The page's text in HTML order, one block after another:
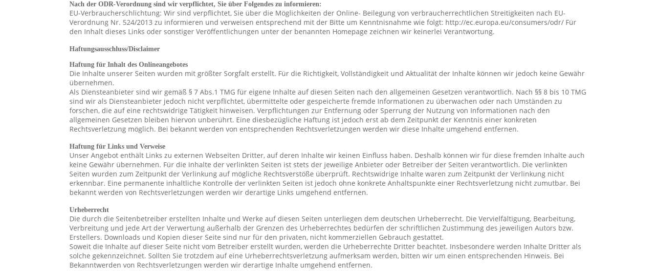
Nach der ODR-Verordnung sind wir verpflichtet, Sie über Folgendes zu informieren:
EU-Verbraucherschlichtung: Wir sind verpflichtet, Sie über die Möglichkeiten der Online- Beilegung von verbraucherrechtlichen Streitigkeiten nach EU-
Verordnung Nr. 524/2013 zu informieren und verweisen entsprechend mit der Bitte um Kenntnisnahme wie folgt: http://ec.europa.eu/consumers/odr/ Für
den Inhalt dieses Links oder sonstiger Veröffentlichungen unter der benannten Homepage zeichnen wir keinerlei Verantwortung.
Haftungsausschluss/Disclaimer
Haftung für Inhalt des Onlineangebotes
Die Inhalte unserer Seiten wurden mit größter Sorgfalt erstellt. Für die Richtigkeit, Vollständigkeit und Aktualität der Inhalte können wir jedoch keine Gewähr
übernehmen.
Als Diensteanbieter sind wir gemäß § 7 Abs.1 TMG für eigene Inhalte auf diesen Seiten nach den allgemeinen Gesetzen verantwortlich. Nach §§ 8 bis 10 TMG
sind wir als Diensteanbieter jedoch nicht verpflichtet, übermittelte oder gespeicherte fremde Informationen zu überwachen oder nach Umständen zu
forschen, die auf eine rechtswidrige Tätigkeit hinweisen. Verpflichtungen zur Entfernung oder Sperrung der Nutzung von Informationen nach den
allgemeinen Gesetzen bleiben hiervon unberührt. Eine diesbezügliche Haftung ist jedoch erst ab dem Zeitpunkt der Kenntnis einer konkreten
Rechtsverletzung möglich. Bei bekannt werden von entsprechenden Rechtsverletzungen werden wir diese Inhalte umgehend entfernen.
Haftung für Links und Verweise
Unser Angebot enthält Links zu externen Webseiten Dritter, auf deren Inhalte wir keinen Einfluss haben. Deshalb können wir für diese fremden Inhalte auch
keine Gewähr übernehmen. Für die Inhalte der verlinkten Seiten ist stets der jeweilige Anbieter oder Betreiber der Seiten verantwortlich. Die verlinkten
Seiten wurden zum Zeitpunkt der Verlinkung auf mögliche Rechtsverstöße überprüft. Rechtswidrige Inhalte waren zum Zeitpunkt der Verlinkung nicht
erkennbar. Eine permanente inhaltliche Kontrolle der verlinkten Seiten ist jedoch ohne konkrete Anhaltspunkte einer Rechtsverletzung nicht zumutbar. Bei
bekannt werden von Rechtsverletzungen werden wir derartige Links umgehend entfernen.
Urheberrecht
Die durch die Seitenbetreiber erstellten Inhalte und Werke auf diesen Seiten unterliegen dem deutschen Urheberrecht. Die Vervielfältigung, Bearbeitung,
Verbreitung und jede Art der Verwertung außerhalb der Grenzen des Urheberrechtes bedürfen der schriftlichen Zustimmung des jeweiligen Autors bzw.
Erstellers. Downloads und Kopien dieser Seite sind nur für den privaten, nicht kommerziellen Gebrauch gestattet.
Soweit die Inhalte auf dieser Seite nicht vom Betreiber erstellt wurden, werden die Urheberrechte Dritter beachtet. Insbesondere werden Inhalte Dritter als
solche gekennzeichnet. Sollten Sie trotzdem auf eine Urheberrechtsverletzung aufmerksam werden, bitten wir um einen entsprechenden Hinweis. Bei
Bekanntwerden von Rechtsverletzungen werden wir derartige Inhalte umgehend entfernen.